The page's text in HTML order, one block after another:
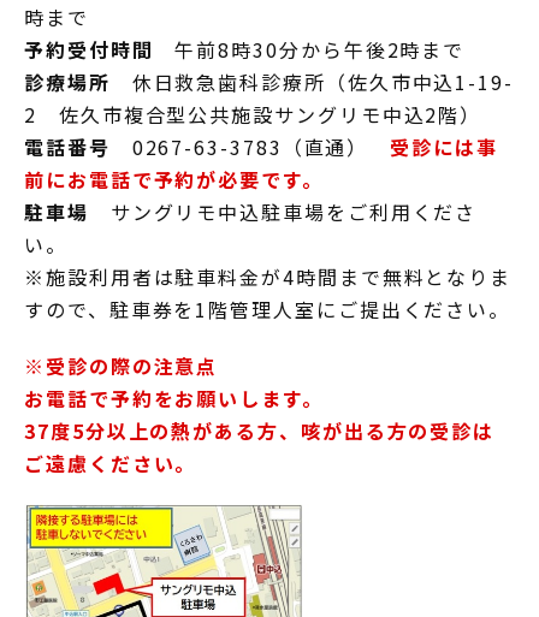
時まで
予約受付時間午前8時30分から午後2時まで
診療場所 休日救急歯科診療所（佐久市中込1-19-
2 佐久市複合型公共施設サングリモ中込2階）
電話番号 0267-63-3783（直通） 受診には事
前にお電話で予約が必要です。
駐車場 サングリモ中込駐車場をご利用くださ
い。
※施設利用者は駐車料金が4時間まで無料となりま
すので、駐車券を1階管理人室にご提出ください。
※受診の際の注意点
お電話で予約をお願いします。
37度5分以上の熱がある方、咳が出る方の受診は
ご遠慮ください。